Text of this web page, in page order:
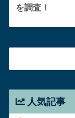
を調査！
人気記事